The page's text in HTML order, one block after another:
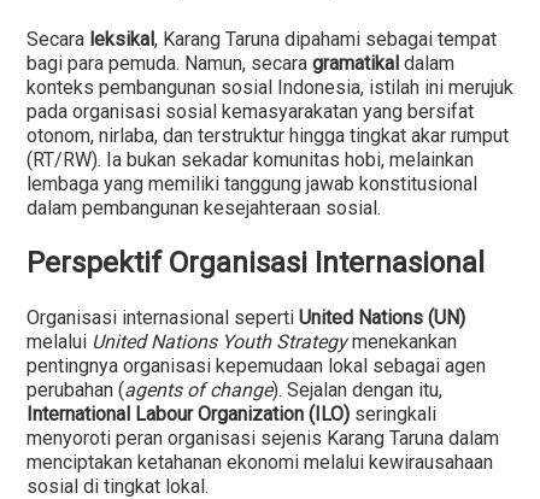
Secara leksikal, Karang Taruna dipahami sebagai tempat
bagi para pemuda. Namun, secara gramatikal dalam
konteks pembangunan sosial Indonesia, istilah ini merujuk
pada organisasi sosial kemasyarakatan yang bersifat
otonom, nirlaba, dan terstruktur hingga tingkat akar rumput
(RT/RW). Ia bukan sekadar komunitas hobi, melainkan
lembaga yang memiliki tanggung jawab konstitusional
dalam pembangunan kesejahteraan sosial.
Perspektif Organisasi Internasional
Organisasi internasional seperti United Nations (UN)
melalui United Nations Youth Strategymenekankan
pentingnya organisasi kepemudaan lokal sebagai agen
perubahan (agents of change). Sejalan dengan itu,
International Labour Organization (ILO) seringkali
menyoroti peran organisasi sejenis Karang Taruna dalam
menciptakan ketahanan ekonomi melalui kewirausahaan
sosial di tingkat lokal.